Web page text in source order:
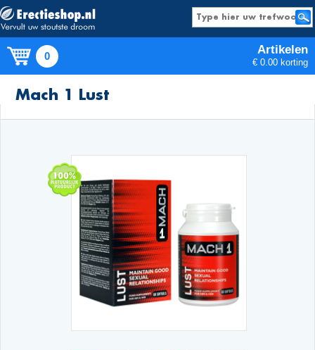
0 Artikelen
€ 0.00 korting
Mach 1 Lust